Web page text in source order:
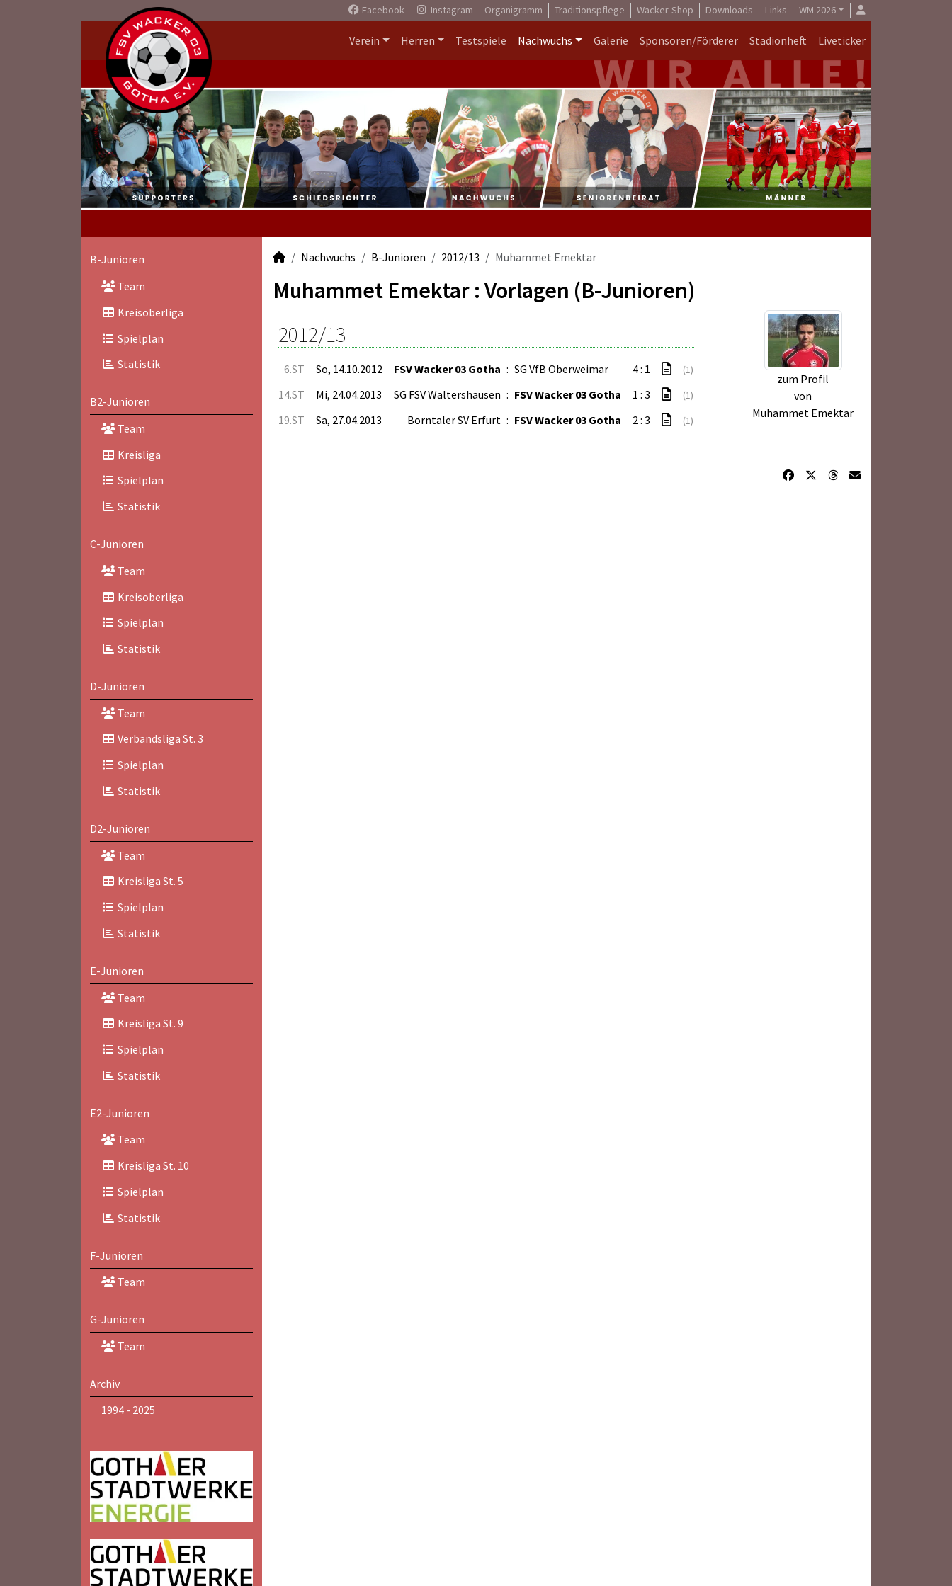
Facebook Instagram Organigramm Traditionspflege Wacker-Shop Downloads Links WM 2026
Verein Herren Testspiele Nachwuchs Galerie Sponsoren/Förderer Stadionheft Liveticker
B-Junioren
Team
Kreisoberliga
Spielplan
Statistik
B2-Junioren
Team
Kreisliga
Spielplan
Statistik
C-Junioren
Team
Kreisoberliga
Spielplan
Statistik
D-Junioren
Team
Verbandsliga St. 3
Spielplan
Statistik
D2-Junioren
Team
Kreisliga St. 5
Spielplan
Statistik
E-Junioren
Team
Kreisliga St. 9
Spielplan
Statistik
E2-Junioren
Team
Kreisliga St. 10
Spielplan
Statistik
F-Junioren
Team
G-Junioren
Team
Archiv
1994 - 2025
Nachwuchs B-Junioren 2012/13 Muhammet Emektar
Muhammet Emektar : Vorlagen (B-Junioren)
zum Profil
von
Muhammet Emektar
2012/13
6.ST So, 14.10.2012 FSV Wacker 03 Gotha : SG VfB Oberweimar 4 : 1 (1)
14.ST Mi, 24.04.2013 SG FSV Waltershausen : FSV Wacker 03 Gotha 1 : 3 (1)
19.ST Sa, 27.04.2013 Borntaler SV Erfurt : FSV Wacker 03 Gotha 2 : 3 (1)